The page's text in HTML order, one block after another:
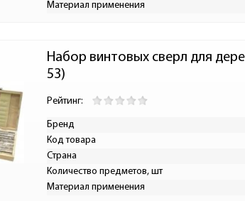
Материал применения
Набор винтовых сверл для
53)
Рейтинг:
Бренд
Код товара
Страна
Количество предметов, шт
Материал применения